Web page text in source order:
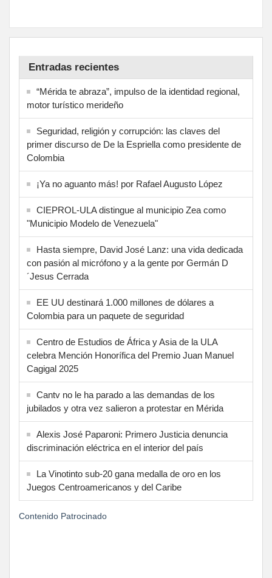
Entradas recientes
“Mérida te abraza”, impulso de la identidad regional,
motor turístico merideño
Seguridad, religión y corrupción: las claves del
primer discurso de De la Espriella como presidente de
Colombia
¡Ya no aguanto más! por Rafael Augusto López
CIEPROL-ULA distingue al municipio Zea como
"Municipio Modelo de Venezuela"
Hasta siempre, David José Lanz: una vida dedicada
con pasión al micrófono y a la gente por Germán D
´Jesus Cerrada
EE UU destinará 1.000 millones de dólares a
Colombia para un paquete de seguridad
Centro de Estudios de África y Asia de la ULA
celebra Mención Honorífica del Premio Juan Manuel
Cagigal 2025
Cantv no le ha parado a las demandas de los
jubilados y otra vez salieron a protestar en Mérida
Alexis José Paparoni: Primero Justicia denuncia
discriminación eléctrica en el interior del país
La Vinotinto sub-20 gana medalla de oro en los
Juegos Centroamericanos y del Caribe
Contenido Patrocinado